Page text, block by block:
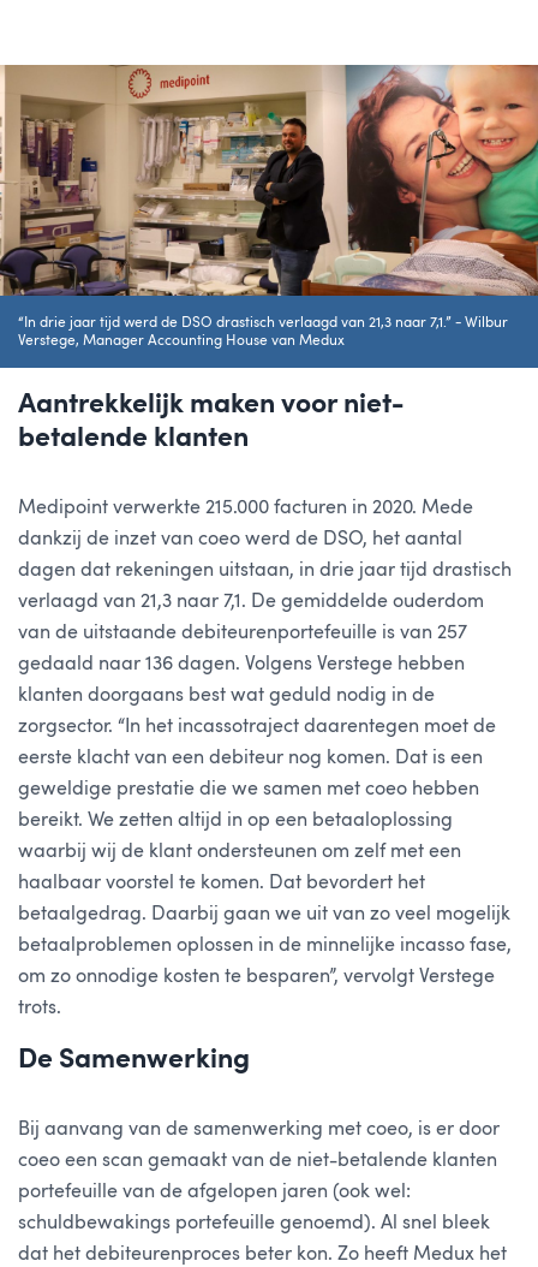
“In drie jaar tijd werd de DSO drastisch verlaagd van 21,3 naar 7,1.” - Wilbur
Verstege, Manager Accounting House van Medux
Aantrekkelijk maken voor niet-
betalende klanten
Medipoint verwerkte 215.000 facturen in 2020. Mede
dankzij de inzet van coeo werd de DSO, het aantal
dagen dat rekeningen uitstaan, in drie jaar tijd drastisch
verlaagd van 21,3 naar 7,1. De gemiddelde ouderdom
van de uitstaande debiteurenportefeuille is van 257
gedaald naar 136 dagen. Volgens Verstege hebben
klanten doorgaans best wat geduld nodig in de
zorgsector. “In het incassotraject daarentegen moet de
eerste klacht van een debiteur nog komen. Dat is een
geweldige prestatie die we samen met coeo hebben
bereikt. We zetten altijd in op een betaaloplossing
waarbij wij de klant ondersteunen om zelf met een
haalbaar voorstel te komen. Dat bevordert het
betaalgedrag. Daarbij gaan we uit van zo veel mogelijk
betaalproblemen oplossen in de minnelijke incasso fase,
om zo onnodige kosten te besparen”, vervolgt Verstege
trots.
De Samenwerking
Bij aanvang van de samenwerking met coeo, is er door
coeo een scan gemaakt van de niet-betalende klanten
portefeuille van de afgelopen jaren (ook wel:
schuldbewakings portefeuille genoemd). Al snel bleek
dat het debiteurenproces beter kon. Zo heeft Medux het